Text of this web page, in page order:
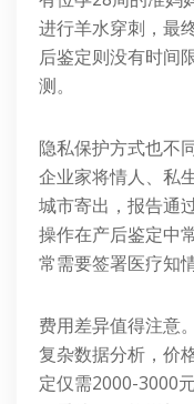
进行羊水穿刺，最
后鉴定则没有时间
测。
隐私保护方式也不
企业家将情人、私
城市寄出，报告通
操作在产后鉴定中
常需要签署医疗知
费用差异值得注意
复杂数据分析，价
定仅需2000-3000